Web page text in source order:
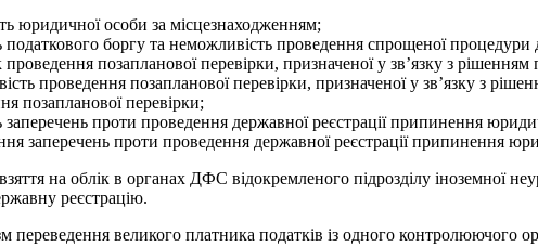
юридичної особи за місцезнаходженням;
боргу та неможливість проведення спрощеної процедури
позапланової перевірки, призначеної у зв’язку з
проведення позапланової перевірки, призначеної у зв’язку з
перевірки;
проти проведення державної реєстрації припинення
заперечень проти проведення державної реєстрації припинення
на облік в органах ДФС відокремленого підрозділу іноземної
реєстрацію.
переведення великого платника податків із одного контролюючого